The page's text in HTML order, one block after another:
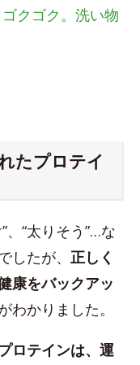
クゴク。洗い物
たプロテイ
、“太りそう”…な
したが、 正しく
康をバックアッ
わかりました。
ロテインは、運